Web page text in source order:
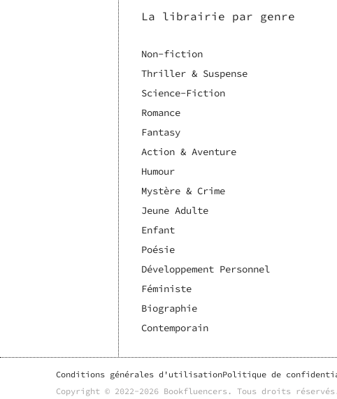
La librairie par genre
Non-fiction
Thriller & Suspense
Science-Fiction
Romance
Fantasy
Action & Aventure
Humour
Mystère & Crime
Jeune Adulte
Enfant
Poésie
Développement Personnel
Féministe
Biographie
Contemporain
Conditions générales d'utilisationPolitique de
Copyright © 2022-2026 Bookfluencers . Tous droits